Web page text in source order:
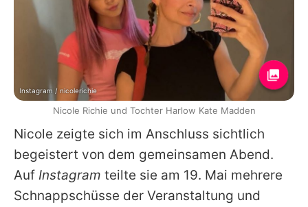
Nicole zeigte sich im Anschluss sichtlich
begeistert von dem gemeinsamen Abend.
Auf Instagram teilte sie am 19. Mai mehrere
Schnappschüsse der Veranstaltung und
Instagram / nicolerichie
Nicole Richie und Tochter Harlow Kate Madden